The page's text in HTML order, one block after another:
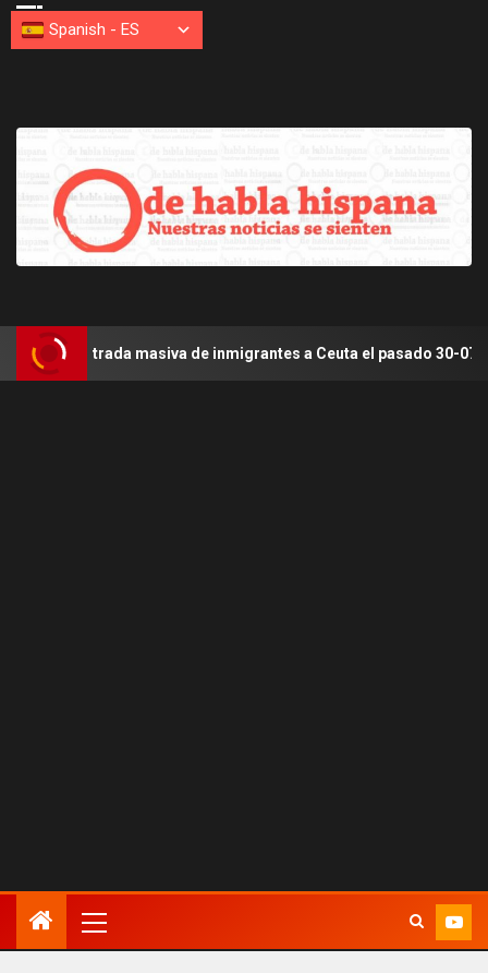
masiva de inmigrantes a Ceuta el pasado 30-07-2026
Spanish - ES